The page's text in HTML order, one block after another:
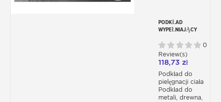
PODKŁAD
WYPEŁNIAJĄCY
P410
0
Review(s)
118,73 zł
Podkład do
pielęgnacji ciała
Podkład do
metali, drewna,